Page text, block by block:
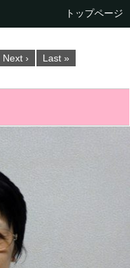
トップページ
Next › Last »